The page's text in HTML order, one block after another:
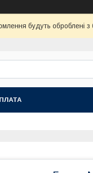
будуть оброблені